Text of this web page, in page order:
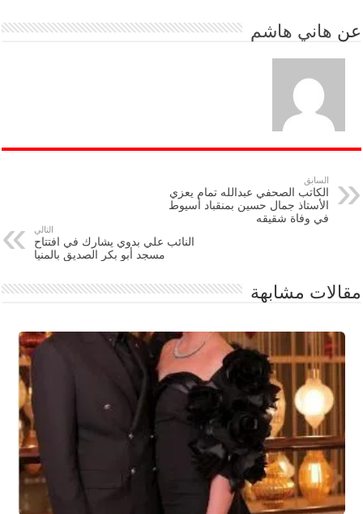
عن هاني هاشم
السابق
الكاتب الصحفي عبدالله تمام يعزي
الأستاذ جمال حسين بمنقباد أسيوط
في وفاة شقيقه
التالي
النائب علي بدوي يشارك في افتتاح
مسجد أبو بكر الصديق بالمنيا
مقالات مشابهة